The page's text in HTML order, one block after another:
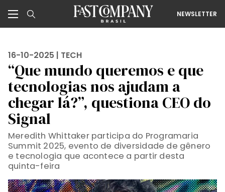
NEWSLETTER
16-10-2025 | TECH
“Que mundo queremos e que
tecnologias nos ajudam a
chegar lá?”, questiona CEO do
Signal
Meredith Whittaker participa do Programaria
Summit 2025, evento de diversidade de gênero
e tecnologia que acontece a partir desta
quinta-feira